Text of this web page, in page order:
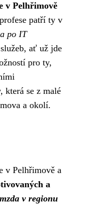
v Pelhřimově
patří ty v
po IT
ať už jde
pro ty,
která se z malé
a okolí.
v Pelhřimově a
a
v regionu